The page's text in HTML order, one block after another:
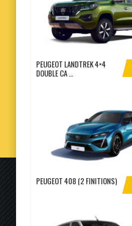
PEUGEOT LANDTREK 4×4
DOUBLE CA ...
PEUGEOT 408 (2 FINITIONS)